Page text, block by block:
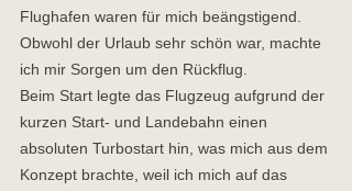
Flughafen waren für mich beängstigend.
Obwohl der Urlaub sehr schön war, machte
ich mir Sorgen um den Rückflug.
Beim Start legte das Flugzeug aufgrund der
kurzen Start- und Landebahn einen
absoluten Turbostart hin, was mich aus dem
Konzept brachte, weil ich mich auf das